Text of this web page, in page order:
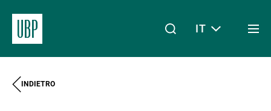
IT
INDIETRO